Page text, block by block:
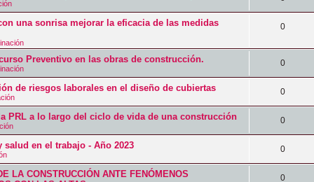
s
t
s
t
a
s
e
t
a
s
p
e
s
t
s
e
p
e
s
t
s
una sonrisa mejorar la eficacia de las medidas
0R
s
p
e
s
t
Preventivo en las obras de construcción. 0R
e
p
u
e
de riesgos laborales en el diseño de cubiertas 0R
e
p
u
PRL a lo largo del ciclo de vida de una construcción 0R
e
p
en el trabajo - Año 2023 0R
e
LA CONSTRUCCIÓN ANTE FENÓMENOS
0R